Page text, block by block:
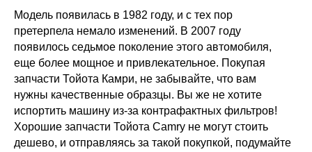
Модель появилась в 1982 году, и с тех пор
претерпела немало изменений. В 2007 году
появилось седьмое поколение этого автомобиля,
еще более мощное и привлекательное. Покупая
запчасти Тойота Камри, не забывайте, что вам
нужны качественные образцы. Вы же не хотите
испортить машину из-за контрафактных фильтров!
Хорошие запчасти Тойота Сamry не могут стоить
дешево, и отправляясь за такой покупкой, подумайте